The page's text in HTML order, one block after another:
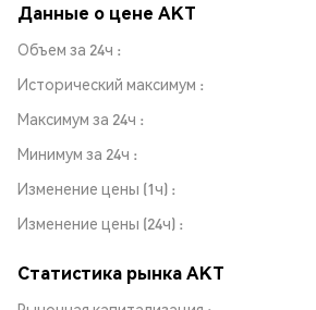
Данные о цене AKT
Объем за 24ч
Исторический максимум
Максимум за 24ч
Минимум за 24ч
Изменение цены (1ч)
Изменение цены (24ч)
Статистика рынка AKT